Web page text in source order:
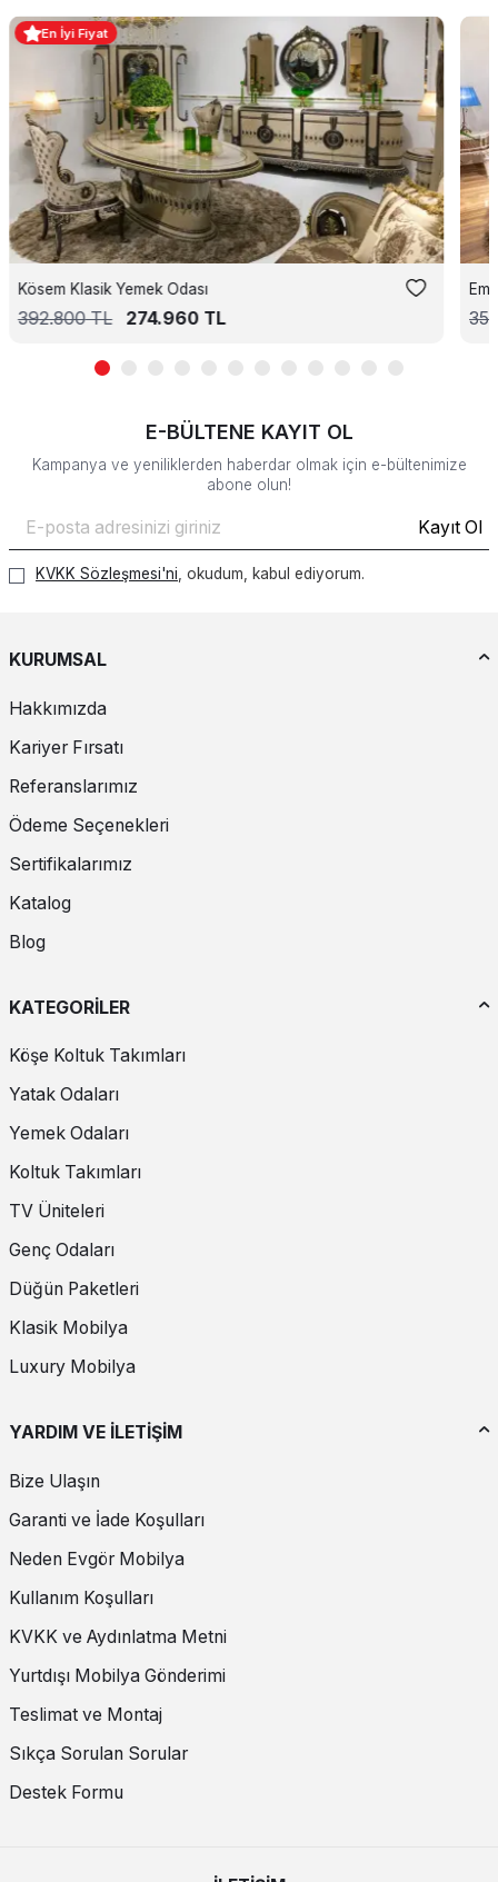
En İyi Fiyat
Kösem Klasik Yemek Odası
392.800TL 274.960TL
E-BÜLTENE KAYIT OL
Kampanya ve yeniliklerden haberdar olmak için e-bültenimize
abone olun!
Kayıt Ol
KVKK Sözleşmesi'ni, okudum, kabul ediyorum.
KURUMSAL
Hakkımızda
Kariyer Fırsatı
Referanslarımız
Ödeme Seçenekleri
Sertifikalarımız
Katalog
Blog
KATEGORİLER
Köşe Koltuk Takımları
Yatak Odaları
Yemek Odaları
Koltuk Takımları
TV Üniteleri
Genç Odaları
Düğün Paketleri
Klasik Mobilya
Luxury Mobilya
YARDIM VE İLETİŞİM
Bize Ulaşın
Garanti ve İade Koşulları
Neden Evgör Mobilya
Kullanım Koşulları
KVKK ve Aydınlatma Metni
Yurtdışı Mobilya Gönderimi
Teslimat ve Montaj
Sıkça Sorulan Sorular
Destek Formu